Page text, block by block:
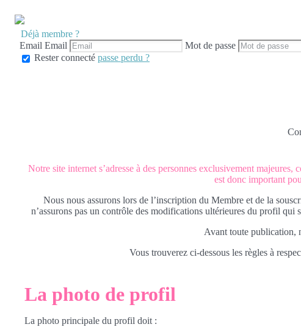
Déjà membre ?
Email Email Mot de passe
Rester connecté passe perdu ?
Notre site internet s’adresse à des personnes exclusivement
est donc important
Nous nous assurons lors de l’inscription du Membre et de la
n’assurons pas un contrôle des modifications ultérieures du profil qui
Avant toute publication,
Vous trouverez ci-dessous les règles à
La photo de profil
La photo principale du profil doit :